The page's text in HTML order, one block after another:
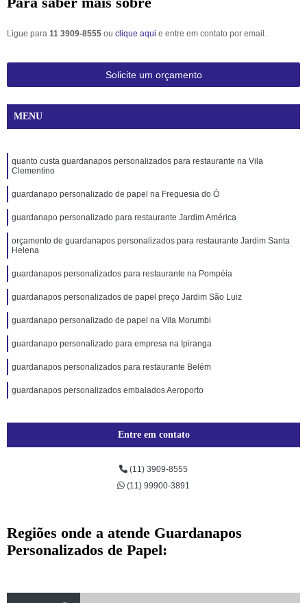
Ligue para 11 3909-8555 ou clique aqui e entre em contato por email.
Solicite um orçamento
MENU
quanto custa guardanapos personalizados para restaurante na Vila
Clementino
guardanapo personalizado de papel na Freguesia do Ó
guardanapo personalizado para restaurante Jardim América
orçamento de guardanapos personalizados para restaurante Jardim Santa
Helena
guardanapos personalizados para restaurante na Pompéia
guardanapos personalizados de papel preço Jardim São Luiz
guardanapo personalizado de papel na Vila Morumbi
guardanapo personalizado para empresa na Ipiranga
guardanapos personalizados para restaurante Belém
guardanapos personalizados embalados Aeroporto
Entre em contato
(11) 3909-8555
(11) 99900-3891
Regiões onde a atende Guardanapos
Personalizados de Papel: